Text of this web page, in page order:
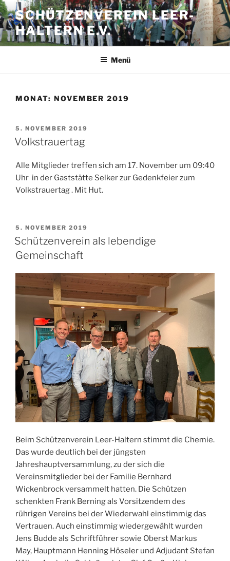
Zum
Inhalt
springen
SCHÜTZENVEREIN LEER-
HALTERN E.V.
Menü
MONAT: NOVEMBER 2019
VERÖFFENTLICHT
AM
5. NOVEMBER 2019
Volkstrauertag
Alle Mitglieder treffen sich am 17. November um 09:40
Uhr in der Gaststätte Selker zur Gedenkfeier zum
Volkstrauertag . Mit Hut.
VERÖFFENTLICHT
AM
5. NOVEMBER 2019
Schützenverein als lebendige
Gemeinschaft
Beim Schützenverein Leer-Haltern stimmt die Chemie.
Das wurde deutlich bei der jüngsten
Jahreshauptversammlung, zu der sich die
Vereinsmitglieder bei der Familie Bernhard
Wickenbrock versammelt hatten. Die Schützen
schenkten Frank Berning als Vorsitzendem des
rührigen Vereins bei der Wiederwahl einstimmig das
Vertrauen. Auch einstimmig wiedergewählt wurden
Jens Budde als Schriftführer sowie Oberst Markus
May, Hauptmann Henning Höseler und Adjudant Stefan